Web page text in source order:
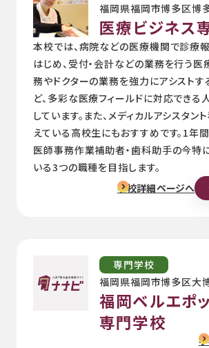
福岡県福岡市博多区博
医療ビジネス
本校では、病院などの医療機関で診療
はじめ、受付・会計などの業務を行う医
務やドクターの業務を強力にアシスト
ど、多彩な医療フィールドに対応でき
しています。また、メディカルアシスタン
えている高校生にもおすすめです。1年
医師事務作業補助者・歯科助手の今特
いる3つの職種を目指します。
学校詳細ページへ
専門学校
福岡県福岡市博多区大
福岡ベルエポ
専門学校